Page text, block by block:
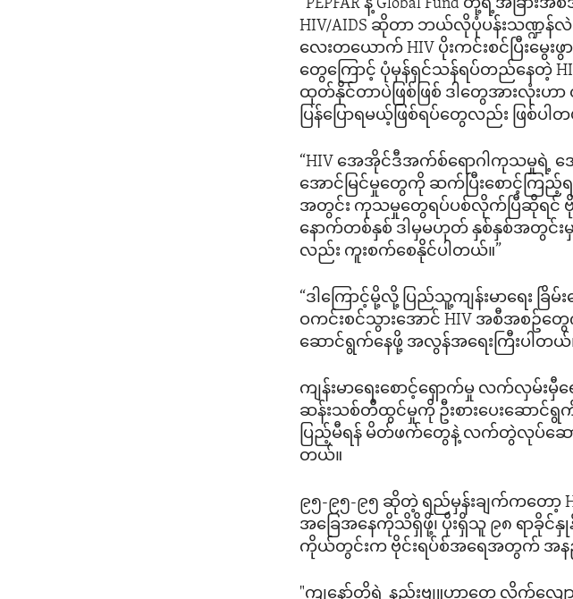
“PEPFAR နဲ့ Global Fund တို့ရဲ့အခြ
HIV/AIDS ဆိုတာ ဘယ်လိုပုံပန်းသဏ္ဍန်လဲ
လေးတယောက် HIV ပိုးကင်းစင်ပြီးမွေး
တွေကြောင့် ပုံမှန်ရှင်သန်ရပ်တည်နေတဲ့
ထုတ်နိုင်တာပဲဖြစ်ဖြစ် ဒါတွေအားလုံးဟာ
ပြန်ပြောရမယ့်ဖြစ်ရပ်တွေလည်း ဖြစ်ပါ
“HIV အေအိုင်ဒီအက်စ်ရောဂါကုသမှုရဲ့ အ
အောင်မြင်မှုတွေကို ဆက်ပြီးစောင့်ကြည့်
အတွင်း ကုသမှုတွေရပ်ပစ်လိုက်ပြီဆိုရင်
နောက်တစ်နှစ် ဒါမှမဟုတ် နှစ်နှစ်အတွ
လည်း ကူးစက်စေနိုင်ပါတယ်။”
“ဒါကြောင့်မို့လို့ ပြည်သူ့ကျန်းမာရေး ခြိ
ဝကင်းစင်သွားအောင် HIV အစီအစဥ်
ဆောင်ရွက်နေဖို့ အလွန်အရေးကြီးပါတယ်
ကျန်းမာရေးစောင့်ရှောက်မှု လက်လှမ်းမှီ
ဆန်းသစ်တီထွင်မှုကို ဦးစားပေးဆောင်ရွက်ခ
ပြည့်မီရန် မိတ်ဖက်တွေနဲ့ လက်တွဲလုပ်ဆော
တယ်။
၉၅-၉၅-၉၅ ဆိုတဲ့ ရည်မှန်းချက်ကတော့
အခြေအနေကိုသိရှိဖို့၊ ပိုးရှိသူ ၉၈ ရာခို
ကိုယ်တွင်းက ဗိုင်းရပ်စ်အရေအတွက် အနည်း
"ကျနော်တို့ရဲ့ နည်းဗျူဟာတွေ လိုက်လျော